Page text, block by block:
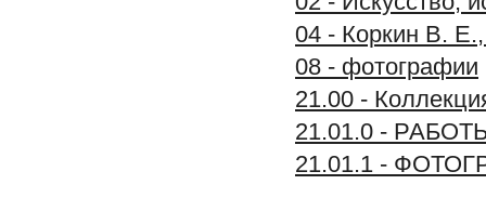
04 - Коркин В.
08 - фотографии
21.00 -
21.01.0 -
21.01.1 -